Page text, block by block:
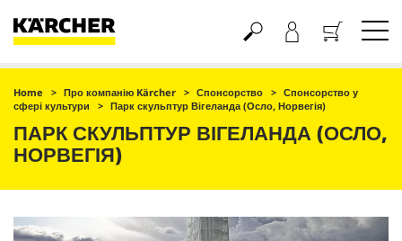
Кошик
Home Про компанію Kärcher Спонсорство
Спонсорство у
сфері культури
Парк скульптур Вігеланда (Осло, Норвегія)
ПАРК СКУЛЬПТУР ВІГЕЛАНДА (ОСЛО,
НОРВЕГІЯ)